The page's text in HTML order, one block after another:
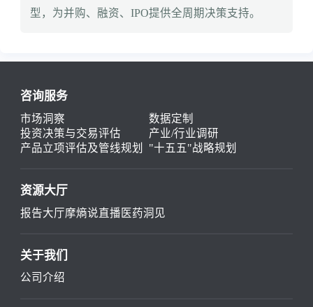
型，为并购、融资、IPO提供全周期决策支持。
咨询服务
市场洞察
数据定制
投资决策与交易评估
产业/行业调研
产品立项评估及管线规划
"十五五"战略规划
资源大厅
报告大厅摩熵说直播 医药洞见
关于我们
公司介绍